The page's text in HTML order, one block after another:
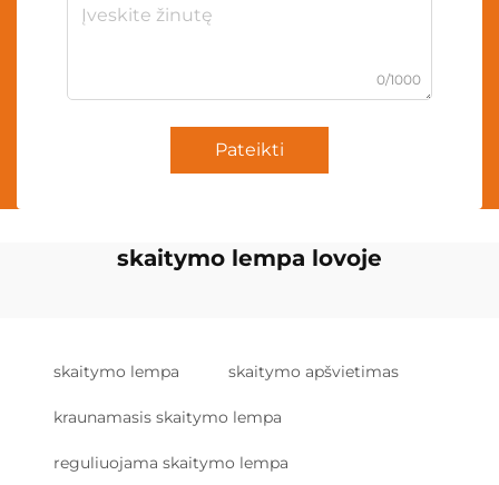
0/1000
Pateikti
skaitymo lempa lovoje
skaitymo lempa skaitymo apšvietimas
kraunamasis skaitymo lempa
reguliuojama skaitymo lempa